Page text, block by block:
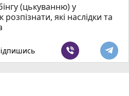
(цькуванню) у
які наслідки та